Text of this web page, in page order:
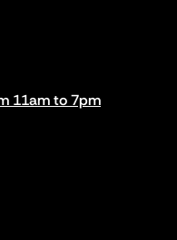
11am to 7pm